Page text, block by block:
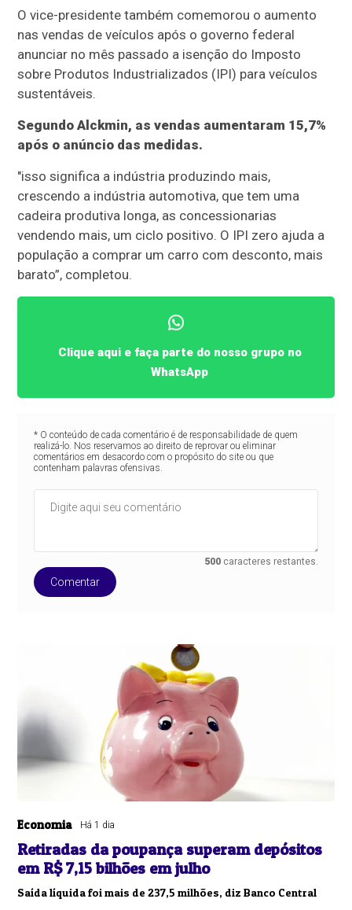
O vice-presidente também comemorou o aumento
nas vendas de veículos após o governo federal
anunciar no mês passado a isenção do Imposto
sobre Produtos Industrializados (IPI) para veículos
sustentáveis.
Segundo Alckmin, as vendas aumentaram 15,7%
após o anúncio das medidas.
"isso significa a indústria produzindo mais,
crescendo a indústria automotiva, que tem uma
cadeira produtiva longa, as concessionarias
vendendo mais, um ciclo positivo. O IPI zero ajuda a
população a comprar um carro com desconto, mais
barato”, completou.
Clique aqui e faça parte do nosso grupo no
WhatsApp
* O conteúdo de cada comentário é de responsabilidade de quem
realizá-lo. Nos reservamos ao direito de reprovar ou eliminar
comentários em desacordo com o propósito do site ou que
contenham palavras ofensivas.
500 caracteres restantes.
Comentar
Economia Há 1 dia
Retiradas da poupança superam depósitos
em R$ 7,15 bilhões em julho
Saída líquida foi mais de 237,5 milhões, diz Banco Central